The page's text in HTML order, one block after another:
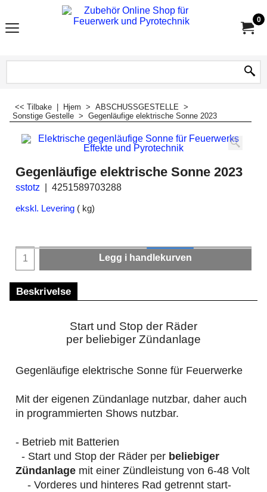
0
<< Tilbake Hjem > ABSCHUSSGESTELLE >
Sonstige Gestelle > Gegenläufige elektrische Sonne 2023
Gegenläufige elektrische Sonne 2023
sstotz 4251589703288
ekskl. Levering kg
Legg i handlekurven
Beskrivelse
Start und Stop der Räder
per beliebiger Zündanlage
Gegenläufige elektrische Sonne für Feuerwerke
Mit der eigenen Zündanlage nutzbar, daher auch
in programmierten Shows nutzbar.
- Betrieb mit Batterien
- Start und Stop der Räder per beliebiger
Zündanlage mit einer Zündleistung von 6-48 Volt
- Vorderes und hinteres Rad getrennt start-